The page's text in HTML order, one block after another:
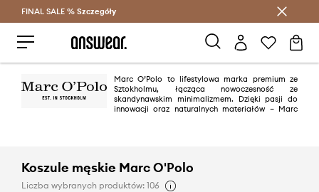
Oszczędzaj z Answear Club >
FINAL SALE % Szczegóły
Marc O’Polo to lifestylowa marka premium ze
Sztokholmu, łącząca nowoczesność ze
skandynawskim minimalizmem. Dzięki pasji do
innowacji oraz naturalnych materiałów – Marc
Koszule męskie Marc O'Polo
Liczba wybranych produktów: 106